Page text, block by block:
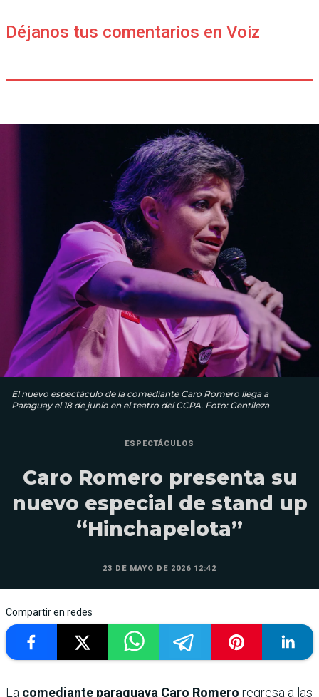
Déjanos tus comentarios en Voiz
El nuevo espectáculo de la comediante Caro Romero llega a
Paraguay el 18 de junio en el teatro del CCPA. Foto: Gentileza
ESPECTÁCULOS
Caro Romero presenta su
nuevo especial de stand up
“Hinchapelota”
23 DE MAYO DE 2026 12:42
Compartir en redes
La comediante paraguaya Caro Romero regresa a las